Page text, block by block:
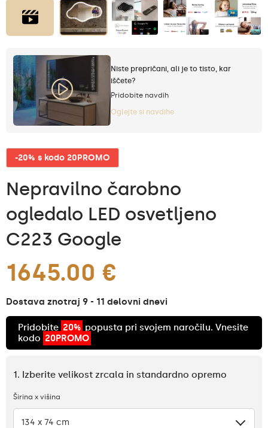
Niste prepričani, ali je to tisto, kar
iščete?
Pridobite navdih
Oglejte si navdihe
-20% s kodo 20PROMO
Nepravilno čarobno
ogledalo LED osvetljeno
C223 Google
1645.00 €
Dostava znotraj 9 - 11 delovni dnevi
Pridobite 20% popusta pri svojem naročilu. Vnesite
kodo 20PROMO
1. Izberite velikost zrcala in standardno opremo
Širina x višina
134 x 74 cm